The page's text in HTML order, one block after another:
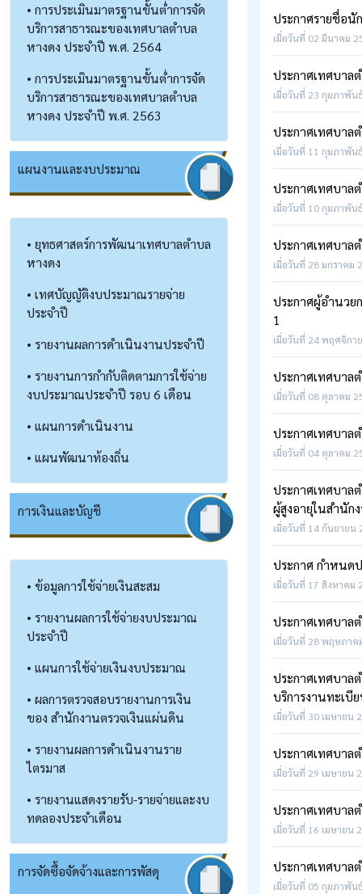
• การประเมินมาตรฐานขั้นต่ำการจัด
บริการสาธารณะของเทศบาลตำบล
หางดง ประจำปี พ.ศ. 2564
• การประเมินมาตรฐานขั้นต่ำการจัด
บริการสาธารณะของเทศบาลตำบล
หางดง ประจำปี พ.ศ. 2563
แผนงานและงบประมาณ
• ยุทธศาสตร์การพัฒนาเทศบาลตำบล
หางดง
• เทศบัญญัติงบประมาณรายจ่าย
ประจำปี
• รายงานผลการดำเนินงานประจำปี
• รายงานการกำกับติดตามการใช้จ่าย
งบประมาณประจำปี รอบ 6 เดือน
• แผนการดำเนินงาน
• แผนพัฒนาท้องถิ่น
การเงินและบัญชี
• ข้อมูลการใช้จ่ายเงินสะสม
• รายงานผลการใช้จ่ายงบประมาณ
ประจำปี
• แผนการใช้จ่ายเงินงบประมาณ
• ผลการตรวจสอบรายงานการเงิน
ของ สำนักงานตรวจเงินแผ่นดิน
• รายงานผลการดำเนินงานราย
ไตรมาส
• รายงานแสดงรายรับ-รายจ่ายและงบ
ทดลองประจำเดือน
การจัดซื้อจัดจ้างและการพัสดุ
ประกาศรายชื่อ
เมื่อวันที่ 02 มีนาคม
ประกาศเทศบาล
เมื่อวันที่ 23 กุมภาพัน
ประกาศเทศบาล
เมื่อวันที่ 11 กุมภาพัน
ประกาศเทศบาล
เมื่อวันที่ 10 กุมภาพัน
ประกาศเทศบาล
เมื่อวันที่ 28 มกราคม
ประกาศผู้อำนวย
1
เมื่อวันที่ 24 พฤศจิกา
ประกาศเทศบาล
เมื่อวันที่ 08 ตุลาคม
ประกาศเทศบาล
เมื่อวันที่ 04 ตุลาคม
ประกาศเทศบาล
ผู้สูงอายุในสำนัก
เมื่อวันที่ 14 กันยายน
ประกาศ กำหนด
เมื่อวันที่ 17 สิงหาคม
ประกาศเทศบาล
เมื่อวันที่ 28 พฤษภาค
ประกาศเทศบาล
บริการงานทะเบี
เมื่อวันที่ 30 เมษายน
ประกาศเทศบาล
เมื่อวันที่ 29 เมษายน
ประกาศเทศบาล
เมื่อวันที่ 16 เมษายน
ประกาศเทศบาล
เมื่อวันที่ 05 กุมภาพัน